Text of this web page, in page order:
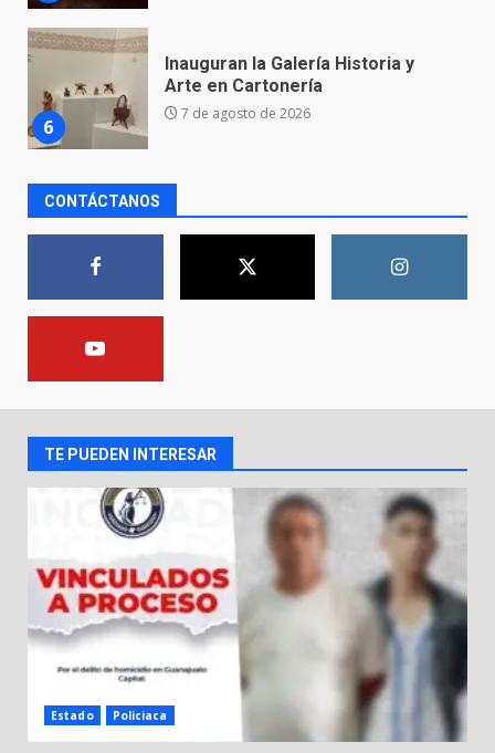
7
Valle de Santiago refuerza
seguridad con nuevas unidades
7 de agosto de 2026
La fiscalía de Guanajuato
9 de agosto de 2026
2
Lesiona a un Trabajador de
Linteck
8 de agosto de 2026
Aprender jugando también salva
vidas.
8 de agosto de 2026
CONTÁCTANOS
TE PUEDEN INTERESAR
Estado Policiaca